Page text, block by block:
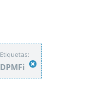
Etiquetas:
DPMFi